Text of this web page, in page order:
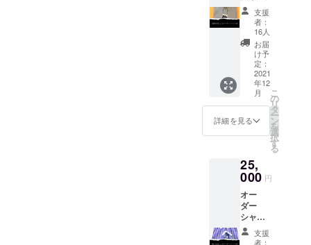
えて
１ヶ月
となり
ます。
レギュ
ラー靴
磨き ＊
コロン
ブス社
リーム
を使っ
＊靴磨
きはビ
ジネス
シュー
ズ、パ
ンプス
のみ対
す。店
内での
ご飲用
のみと
なりま
す。 ＊
営業日
は１ヶ
月に２
０日前
後とな
題の
コー
定価700
円/1杯
までの
コー
かわり
できま
す。 ＊
テイク
アウト
は対象
外で
す。店
内での
ご飲用
のみと
は１ヶ
月に２
０日前
後とな
りま
す。 ＊
飲み放
題の
１枚お
仕立て
（国産
生地）
＋御礼
のメー
ダー
シャツ
につい
て ＊計
測時期
は2021
頃を予
定して
おりま
す。 ＊
制作す
るシャ
ツは紳
士物の
支援
者：
16人
お届
け予
定：
2021
年12
月
詳細を見る
こ
の
リ
タ
ー
ン
を
選
択
す
る
25,
000 円
オー
ダー
シャツ
１枚お
仕立て
支援
者：